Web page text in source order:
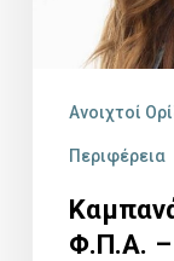
πληρώνουν
αδράνεια
Ανοιχτοί
Περιφέρεια
Φ.Π.Α. –